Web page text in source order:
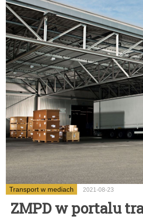
Transport w mediach 2021-08-23
ZMPD w portalu